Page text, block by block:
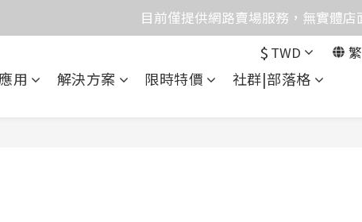
價格均含稅，下單享優惠！歡迎大量採購
目前僅提供網路賣場服務，無實體店
目前電話系統異常，暫時無法正常接聽來電，請
價格均含稅，下單享優惠！歡迎大量採購
$ TWD
用 解決方案 限時特價 社群|部落格